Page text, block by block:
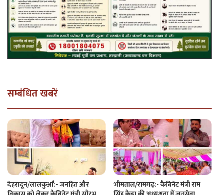
सम्बंधित खबरें
देहरादून/लालकुआँ:- जनहित और
भीमताल/रामगढ़:- कैबिनेट मंत्री राम